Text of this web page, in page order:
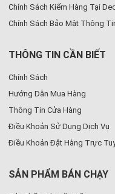
Chính Sách Kiểm Hàng Tại
Chính Sách Bảo Mật Thông
THÔNG TIN CẦN BIẾT
Chính Sách
Hướng Dẫn Mua Hàng
Thông Tin Cửa Hàng
Điều Khoản Sử Dụng Dịch Vụ
Điều Khoản Đặt Hàng Trực
SẢN PHẨM BÁN CHẠY